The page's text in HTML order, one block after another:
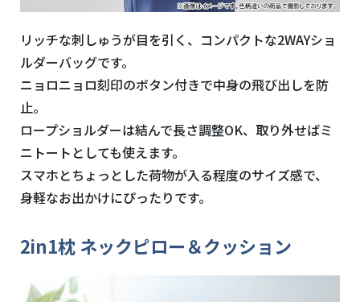
リッチな刺しゅうが目を引く、コンパクトな2WAYショ
ルダーバッグです。
ニョロニョロ刻印のボタン付きで中身の飛び出しを防
止。
ロープショルダーは結んで長さ調整OK、取り外せばミ
ニトートとしても使えます。
スマホとちょっとした荷物が入る程度のサイズ感で、
身軽なお出かけにぴったりです。
2in1枕 ネックピロー＆クッション